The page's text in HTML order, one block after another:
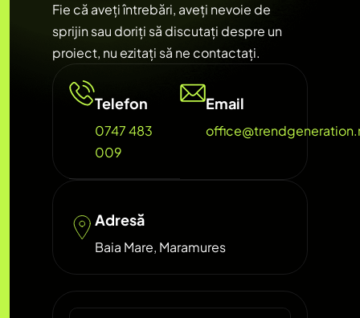
Fie că aveți întrebări, aveți nevoie de
sprijin sau doriți să discutați despre un
proiect, nu ezitați să ne contactați.
Telefon
0747 483
009
Email
Adresă
Baia Mare, Maramures